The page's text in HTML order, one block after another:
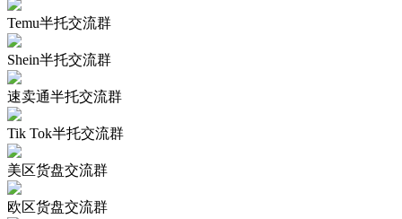
Temu半托交流群
Shein半托交流群
速卖通半托交流群
Tik Tok半托交流群
美区货盘交流群
欧区货盘交流群